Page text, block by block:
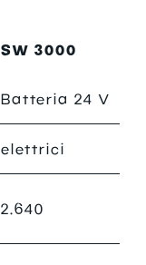
SW 3000
Batteria 24 V
elettrici
2.640